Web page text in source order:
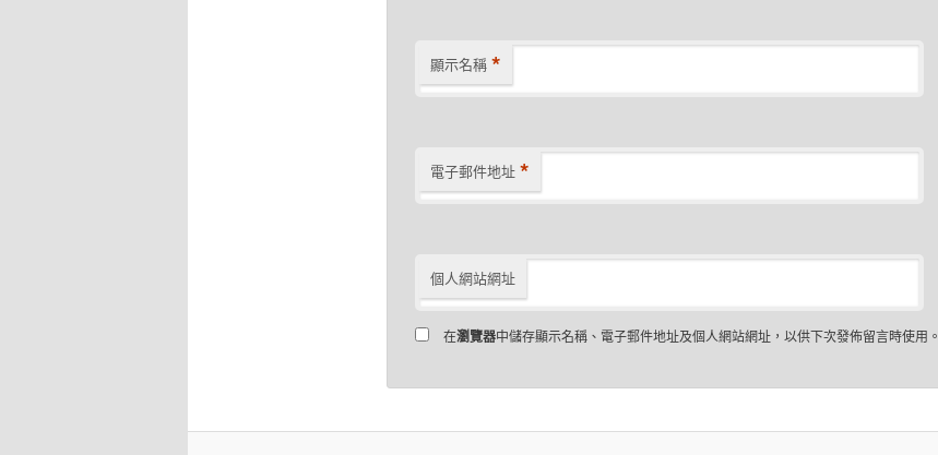
顯示名稱 *
電子郵件地址 *
個人網站網址
在瀏覽器中儲存顯示名稱、電子郵件地址及個人網站網址，以供下次發佈留言時使用。